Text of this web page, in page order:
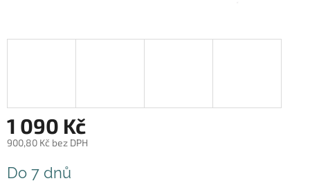
1 090 Kč
900,80 Kč bez DPH
cena:
Do 7 dnů